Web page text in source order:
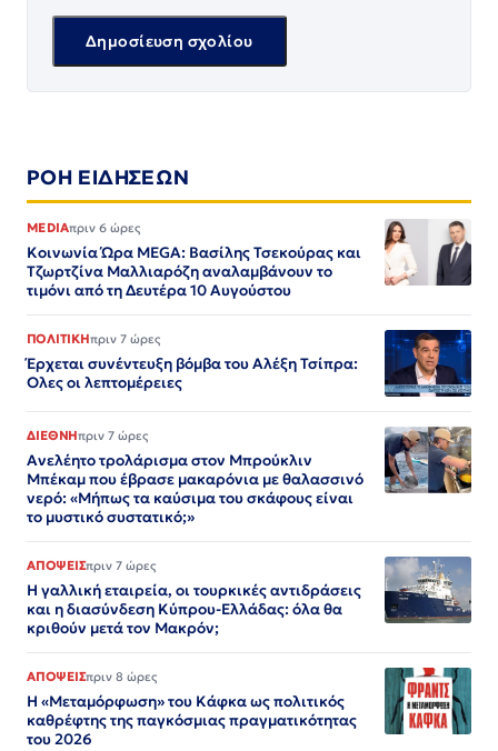
ΡΟΗ ΕΙΔΗΣΕΩΝ
MEDIAπριν 6 ώρες
Κοινωνία Ώρα MEGA: Βασίλης Τσεκούρας και
Τζωρτζίνα Μαλλιαρόζη αναλαμβάνουν το
τιμόνι από τη Δευτέρα 10 Αυγούστου
ΠΟΛΙΤΙΚΗπριν 7 ώρες
Έρχεται συνέντευξη βόμβα του Αλέξη Τσίπρα:
Ολες οι λεπτομέρειες
ΔΙΕΘΝΗπριν 7 ώρες
Ανελέητο τρολάρισμα στον Μπρούκλιν
Μπέκαμ που έβρασε μακαρόνια με θαλασσινό
νερό: «Μήπως τα καύσιμα του σκάφους είναι
το μυστικό συστατικό;»
ΑΠΟΨΕΙΣπριν 7 ώρες
Η γαλλική εταιρεία, οι τουρκικές αντιδράσεις
και η διασύνδεση Κύπρου-Ελλάδας: όλα θα
κριθούν μετά τον Μακρόν;
ΑΠΟΨΕΙΣπριν 8 ώρες
Η «Μεταμόρφωση» του Κάφκα ως πολιτικός
καθρέφτης της παγκόσμιας πραγματικότητας
του 2026